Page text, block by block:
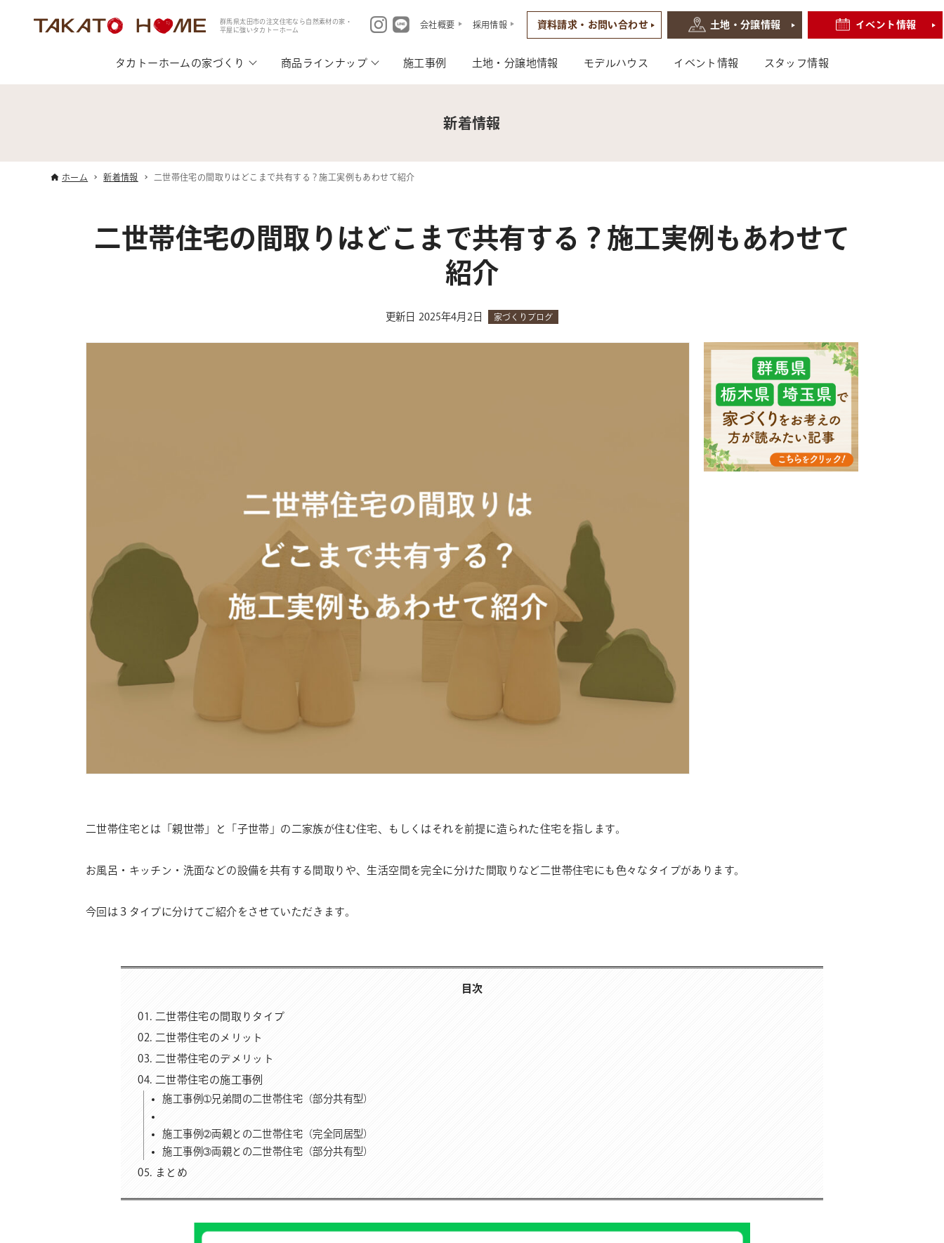
群馬県太田市の注文住宅なら自然素材の家・
平屋に強いタカトーホーム
会社概要 採用情報 資料請求・お問い合わせ 土地・分譲情報 イベント情報
タカトーホームの家づくり 商品ラインナップ 施工事例 土地・分譲地情報 モデルハウス イベント情報 スタッフ情報
新着情報
ホーム 新着情報 二世帯住宅の間取りはどこまで共有する？施工実例もあわせて紹介
二世帯住宅の間取りはどこまで共有する？施工実例もあわせて
紹介
更新日 2025年4月2日 家づくりブログ
二世帯住宅とは「親世帯」と「子世帯」の二家族が住む住宅、もしくはそれを前提に造られた住宅を指します。
お風呂・キッチン・洗面などの設備を共有する間取りや、生活空間を完全に分けた間取りなど二世帯住宅にも色々なタイプがあります。
今回は３タイプに分けてご紹介をさせていただきます。
目次
二世帯住宅の間取りタイプ
二世帯住宅のメリット
二世帯住宅のデメリット
二世帯住宅の施工事例
施工事例➀兄弟間の二世帯住宅（部分共有型）
施工事例➁両親との二世帯住宅（完全同居型）
施工事例➂両親との二世帯住宅（部分共有型）
まとめ